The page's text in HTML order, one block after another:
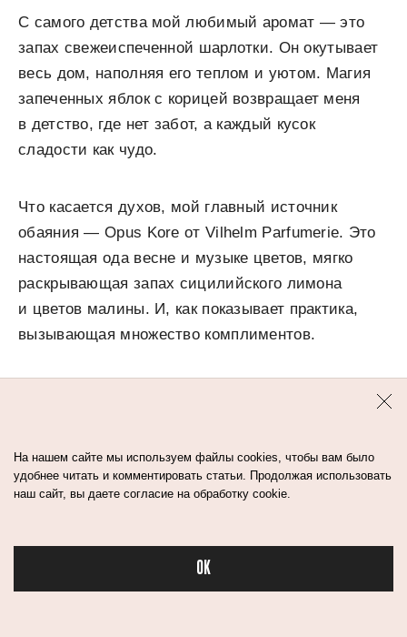
Бьюти в спорте
С самого детства мой любимый аромат — это
запах свежеиспеченной шарлотки. Он окутывает
весь дом, наполняя его теплом и уютом. Магия
запеченных яблок с корицей возвращает меня
в детство, где нет забот, а каждый кусок
сладости как чудо.
Что касается духов, мой главный источник
обаяния — Opus Kore от Vilhelm Parfumerie. Это
настоящая ода весне и музыке цветов, мягко
раскрывающая запах сицилийского лимона
и цветов малины. И, как показывает практика,
вызывающая множество комплиментов.
На нашем сайте мы используем файлы cookies, чтобы вам было
удобнее читать и комментировать статьи. Продолжая использовать
наш сайт, вы даете согласие на обработку cookie.
OK